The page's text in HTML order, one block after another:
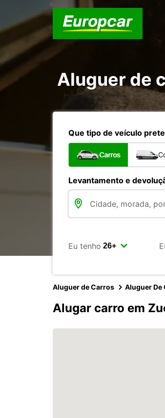
Aluguer de
Que tipo de veículo
Carros
Levantamento e
Eu tenho
Aluguer de Carros Aluguer De
Alugar carro em